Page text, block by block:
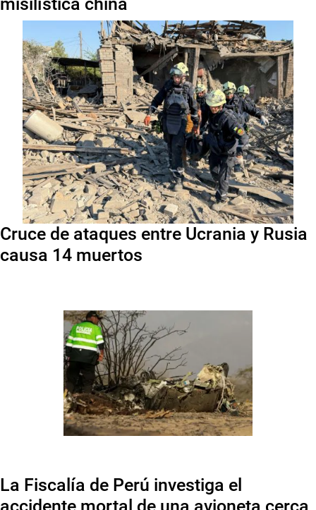
Cruce de ataques entre Ucrania y Rusia
causa 14 muertos
La Fiscalía de Perú investiga el